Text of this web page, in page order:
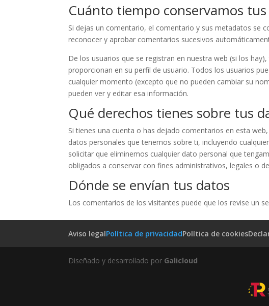
Cuánto tiempo conservamos
Si dejas un comentario, el comentario y sus metadatos se
reconocer y aprobar comentarios sucesivos
De los usuarios que se registran en nuestra web (si los
proporcionan en su perfil de usuario. Todos los usuarios
cualquier momento (excepto que no pueden cambiar su
pueden ver y editar esa información.
Qué derechos tienes sobre tus
Si tienes una cuenta o has dejado comentarios en esta
datos personales que tenemos sobre ti, incluyendo
solicitar que eliminemos cualquier dato personal que
obligados a conservar con fines administrativos, legales o
Dónde se envían tus datos
Los comentarios de los visitantes puede que los revise un
Aviso legalPolítica de privacidadPolítica de cookies
Diseñado y desarrollado por Galicloud